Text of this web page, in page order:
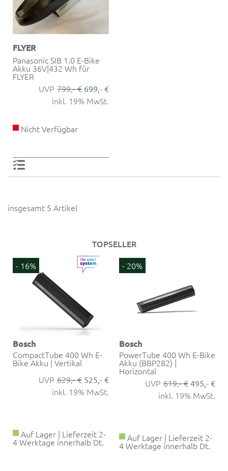
FLYER
Panasonic SIB 1.0 E-Bike
Akku 36V|432 Wh für
FLYER
799,- € 699,- €
inkl. 19% MwSt.
Nicht Verfügbar
insgesamt 5 Artikel
TOPSELLER
- 16%
Bosch
CompactTube 400 Wh E-
Bike Akku | Vertikal
629,- € 525,- €
inkl. 19% MwSt.
Auf Lager | Lieferzeit 2-
4 Werktage innerhalb Dt.
- 20%
Bosch
PowerTube 400 Wh E-Bike
Akku (BBP282) |
Horizontal
619,- € 495,- €
inkl. 19% MwSt.
Auf Lager | Lieferzeit 2-
4 Werktage innerhalb Dt.